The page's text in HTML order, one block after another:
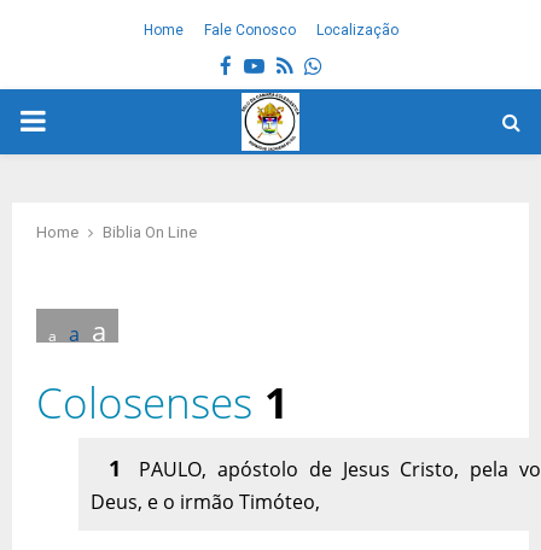
Home Fale Conosco Localização
Facebook
Youtube
RssWhatsapp
PRIMARY
Home Biblia On Line
a a a
Colosenses 1
1
PAULO, apóstolo de Jesus Cristo, pela
Deus, e o irmão Timóteo,